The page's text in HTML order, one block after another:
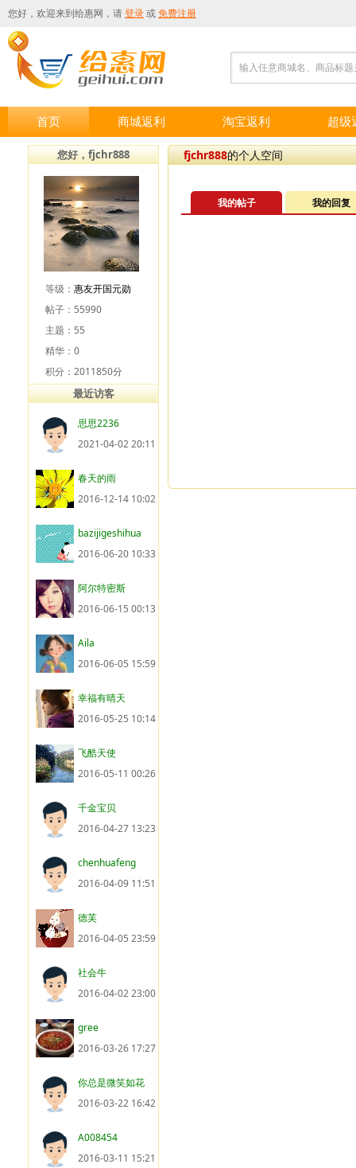
您好，欢迎来到 给惠网 ，请 登录 或 免费注册
输入任意商城名、商品标
首页 商城返利 淘宝返利 超级
您好，fjchr888
等级： 惠友开国元勋
帖子：55990
主题：55
精华：0
积分：2011850分
最近访客
思思2236
2021-04-02 20:11
春天的雨
2016-12-14 10:02
bazijigeshihua
2016-06-20 10:33
阿尔特密斯
2016-06-15 00:13
Aila
2016-06-05 15:59
幸福有晴天
2016-05-25 10:14
飞酷天使
2016-05-11 00:26
千金宝贝
2016-04-27 13:23
chenhuafeng
2016-04-09 11:51
德芙
2016-04-05 23:59
社会牛
2016-04-02 23:00
gree
2016-03-26 17:27
你总是微笑如花
2016-03-22 16:42
A008454
2016-03-11 15:21
fjchr888的个人空间
我的帖子 我的回复